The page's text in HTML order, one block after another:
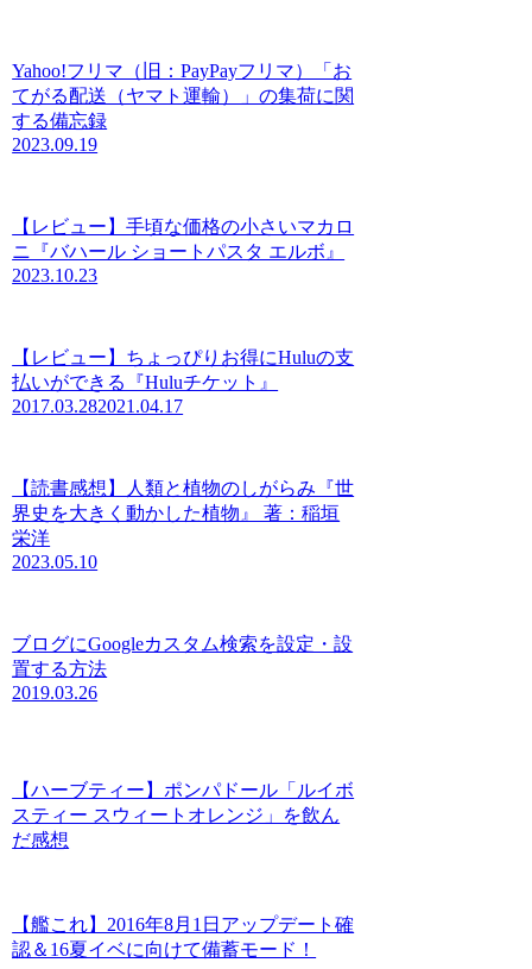
Yahoo!フリマ（旧：PayPayフリマ）「お
てがる配送（ヤマト運輸）」の集荷に関
する備忘録
2023.09.19
【レビュー】手頃な価格の小さいマカロ
ニ『バハール ショートパスタ エルボ』
2023.10.23
【レビュー】ちょっぴりお得にHuluの支
払いができる『Huluチケット』
2017.03.282021.04.17
【読書感想】人類と植物のしがらみ『世
界史を大きく動かした植物』 著：稲垣
栄洋
2023.05.10
ブログにGoogleカスタム検索を設定・設
置する方法
2019.03.26
【ハーブティー】ポンパドール「ルイボ
スティー スウィートオレンジ」を飲ん
だ感想
【艦これ】2016年8月1日アップデート確
認＆16夏イベに向けて備蓄モード！